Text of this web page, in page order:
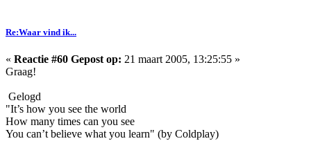
Re:Waar vind ik...
« Reactie #60 Gepost op: 21 maart 2005, 13:25:55 »
Graag!
Gelogd
"It’s how you see the world
How many times can you see
You can’t believe what you learn" (by Coldplay)